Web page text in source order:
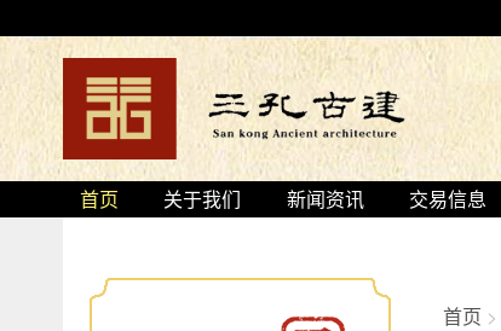
首页 关于我们 新闻资讯 交易信息
首页 >